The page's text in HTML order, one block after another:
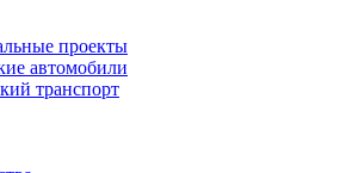
проекты
автомобили
транспорт